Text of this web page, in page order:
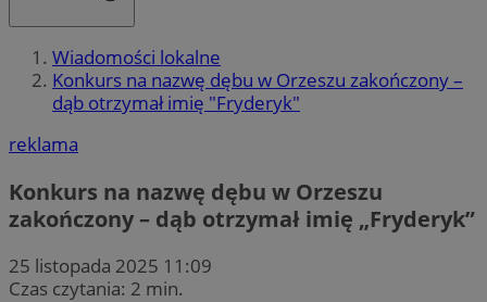
Wiadomości lokalne
Konkurs na nazwę dębu w Orzeszu zakończony –
dąb otrzymał imię "Fryderyk"
reklama
Konkurs na nazwę dębu w Orzeszu
zakończony – dąb otrzymał imię „Fryderyk”
25 listopada 2025 11:09
Czas czytania: 2 min.